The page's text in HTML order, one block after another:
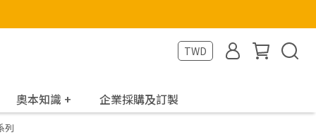
TWD
奧本知識 + 企業採購及訂製
列